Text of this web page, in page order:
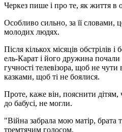
Черкез пише і про те, як життя в
Особливо сильно, за її словами,
молодих людях.
Після кількох місяців обстрілів
ель-Карат і його дружина
гучності телевізора, щоб не чути
казками, щоб ті не боялися.
Проте, каже він, пояснити
до бабусі, не могли.
"Війна забрала мою матір, брата
тремтячим голосом.